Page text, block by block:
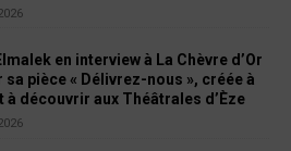
en interview à La Chèvre d’Or
sa pièce « Délivrez-nous », créée à
à découvrir aux Théâtrales d’Èze